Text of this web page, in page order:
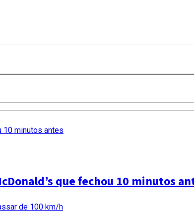
que fechou 10 minutos